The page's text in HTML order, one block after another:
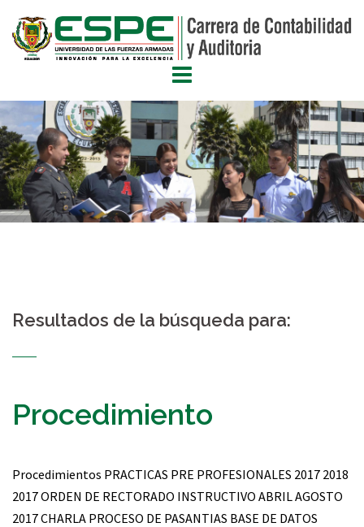
contenido
Resultados de la búsqueda para:
Procedimiento
Procedimientos PRACTICAS PRE PROFESIONALES 2017 2018
2017 ORDEN DE RECTORADO INSTRUCTIVO ABRIL AGOSTO
2017 CHARLA PROCESO DE PASANTIAS BASE DE DATOS